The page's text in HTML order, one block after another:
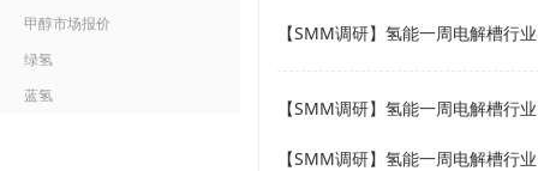
甲醇市场报价
绿氢
蓝氢
【SMM调研】氢能一周电解槽行
【SMM调研】氢能一周电解槽行
【SMM调研】氢能一周电解槽行